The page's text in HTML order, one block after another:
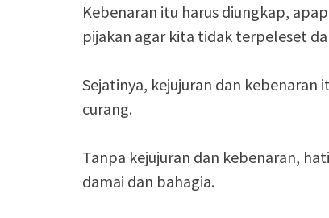
Kebenaran itu harus diungkap,
pijakan agar kita tidak terpeleset
Sejatinya, kejujuran dan
curang.
Tanpa kejujuran dan kebenaran,
damai dan bahagia.